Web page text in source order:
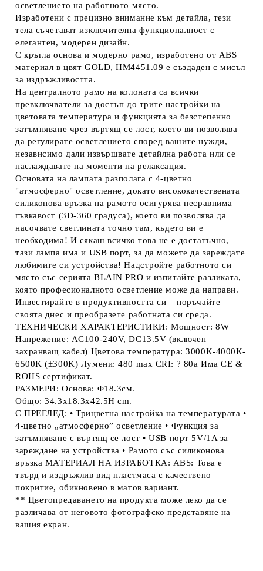
осветлението на работното място.
Изработени с прецизно внимание към детайла, тези
тела съчетават изключителна функционалност с
елегантен, модерен дизайн.
С кръгла основа и модерно рамо, изработено от ABS
материал в цвят GOLD, HM4451.09 е създаден с мисъл
за издръжливостта.
На централното рамо на колоната са всички
превключватели за достъп до трите настройки на
цветовата температура и функцията за безстепенно
затъмняване чрез въртящ се лост, което ви позволява
да регулирате осветлението според вашите нужди,
независимо дали извършвате детайлна работа или се
наслаждавате на моменти на релаксация.
Основата на лампата разполага с 4-цветно
"атмосферно" осветление, докато висококачествената
силиконова връзка на рамото осигурява несравнима
гъвкавост (3D-360 градуса), което ви позволява да
насочвате светлината точно там, където ви е
необходима! И сякаш всичко това не е достатъчно,
тази лампа има и USB порт, за да можете да зареждате
любимите си устройства! Надстройте работното си
място със серията BLAIN PRO и изпитайте разликата,
която професионалното осветление може да направи.
Инвестирайте в продуктивността си – поръчайте
своята днес и преобразете работната си среда.
ТЕХНИЧЕСКИ ХАРАКТЕРИСТИКИ: Мощност: 8W
Напрежение: AC100-240V, DC13.5V (включен
захранващ кабел) Цветова температура: 3000K-4000K-
6500K (±300K) Лумени: 480 max CRI: ? 80a Има CE &
ROHS сертификат.
РАЗМЕРИ: Основа: Φ18.3см.
Общо: 34.3x18.3x42.5H cm.
С ПРЕГЛЕД: • Трицветна настройка на температурата •
4-цветно „атмосферно” осветление • Функция за
затъмняване с въртящ се лост • USB порт 5V/1A за
зареждане на устройства • Рамото със силиконова
връзка МАТЕРИАЛ НА ИЗРАБОТКА: ABS: Това е
твърд и издръжлив вид пластмаса с качествено
покритие, обикновено в матов вариант.
** Цветопредаването на продукта може леко да се
различава от неговото фотографско представяне на
вашия екран.